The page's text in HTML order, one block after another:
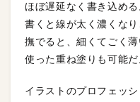
ほぼ遅延なく書き込め
書くと線が太く濃くな
撫でると、細くてごく
使った重ね塗りも可能だ
イラストのプロフェッ